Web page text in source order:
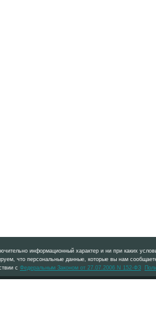
информационный характер и ни при каких
что персональные данные, которые вы нам
с Федеральным Законом от 27.07.2006 N 152-ФЗ